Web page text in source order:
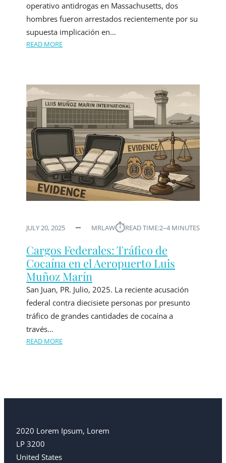
operativo antidrogas en Massachusetts, dos
hombres fueron arrestados recientemente por su
supuesta implicación en…
READ MORE
JULY 20, 2025 MRLAW⏱︎READ TIME:2–4 MINUTES
Cargos Federales: Tráfico de
Cocaína en el Aeropuerto Luis
Muñoz Marín
San Juan, PR. Julio, 2025. La reciente acusación
federal contra diecisiete personas por presunto
tráfico de grandes cantidades de cocaína a
través…
READ MORE
2020 Lorem Ipsum, Lorem
LP 3200
United States